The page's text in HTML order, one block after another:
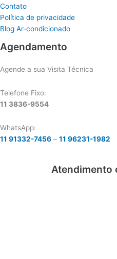
Contato
Política de privacidade
Blog Ar-condicionado
Agendamento
Agende a sua Visita Técnica
Telefone Fixo:
11 3836-9554
WhatsApp:
11 91332-7456 – 11 96231-1982
Atendimento